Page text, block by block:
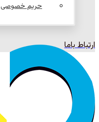
حریم خصوصی
ارتباط باما